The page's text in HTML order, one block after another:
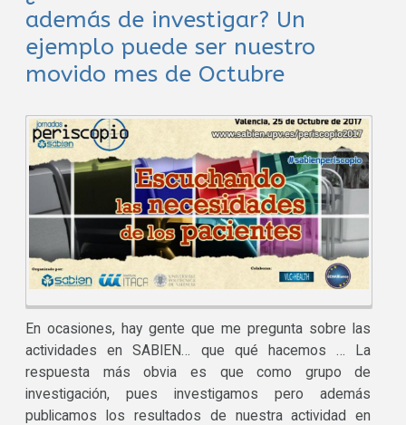
además de investigar? Un
ejemplo puede ser nuestro
movido mes de Octubre
En ocasiones, hay gente que me pregunta sobre las
actividades en SABIEN… que qué hacemos … La
respuesta más obvia es que como grupo de
investigación, pues investigamos pero además
publicamos los resultados de nuestra actividad en